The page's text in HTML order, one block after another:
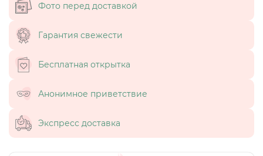
Фото перед доставкой
Гарантия свежести
Бесплатная открытка
Анонимное приветствие
Экспресс доставка